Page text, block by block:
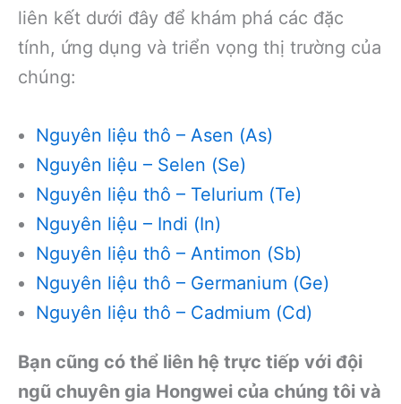
liên kết dưới đây để khám phá các đặc
tính, ứng dụng và triển vọng thị trường của
chúng:
Nguyên liệu thô – Asen (As)
Nguyên liệu – Selen (Se)
Nguyên liệu thô – Telurium (Te)
Nguyên liệu – Indi (In)
Nguyên liệu thô – Antimon (Sb)
Nguyên liệu thô – Germanium (Ge)
Nguyên liệu thô – Cadmium (Cd)
Bạn cũng có thể liên hệ trực tiếp với đội
ngũ chuyên gia Hongwei của chúng tôi và